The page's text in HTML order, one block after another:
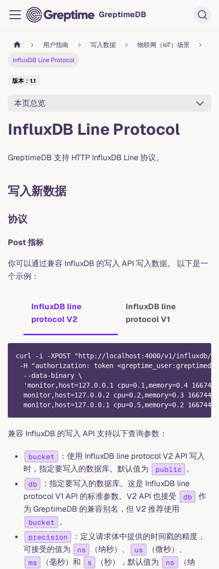
GreptimeDB
用户指南 写入数据
物联网（IoT）场景
InfluxDB Line Protocol
版本：1.1
本页总览
InfluxDB Line Protocol
GreptimeDB 支持 HTTP InfluxDB Line 协议。
写入新数据
协议
Post 指标
你可以通过兼容 InfluxDB 的写入 API 写入数据。 以下是一
个示例：
InfluxDB line
protocol V2
InfluxDB line
protocol V1
curl -i -XPOST "http://localhost:4000/v1/influxdb/
-H "authorization: token
  --data-binary \
'monitor,host=127.0.0.1 cpu=0.1,memory=0.4
monitor,host=127.0.0.2 cpu=0.2,memory=0.3
monitor,host=127.0.0.1 cpu=0.5,memory=0.2
兼容 InfluxDB 的写入 API 支持以下查询参数：
bucket
：使用 InfluxDB line protocol V2 API 写入
时，指定要写入的数据库。默认值为
public 。
db
：指定要写入的数据库。这是 InfluxDB line
protocol V1 API 的标准参数。V2 API 也接受
db
作
为 GreptimeDB 的兼容别名，但 V2 推荐使用
bucket 。
precision
：定义请求体中提供的时间戳的精度，
可接受的值为
ns （纳秒）、 us （微秒）、
ms （毫秒）和 s （秒），默认值为 ns
（纳